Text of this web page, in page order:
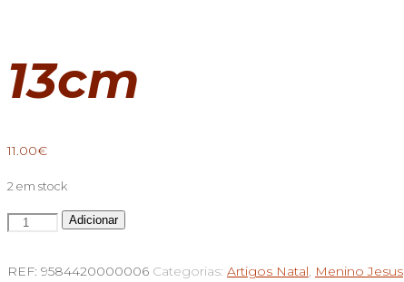
13cm
11.00€
2 em stock
Quantidade
Menino
Adicionar
REF: 9584420000006 Categorias: Artigos Natal, Menino Jesus